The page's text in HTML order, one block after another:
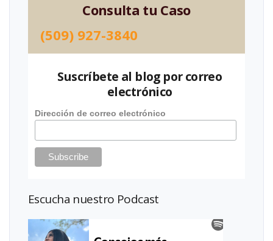
Consulta tu Caso
(509) 927-3840
Suscríbete al blog por correo
electrónico
Dirección de correo electrónico
Escucha nuestro Podcast